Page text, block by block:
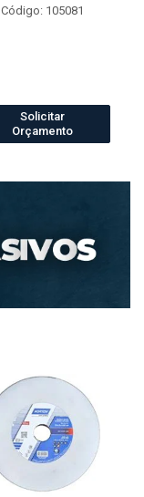
Código: 105081
Solicitar
Orçamento